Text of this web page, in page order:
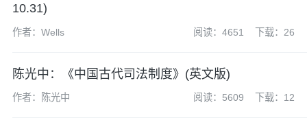
10.31)
作者：Wells 阅读：4651 下载：26
陈光中：《中国古代司法制度》(英文版)
作者：陈光中 阅读：5609 下载：12